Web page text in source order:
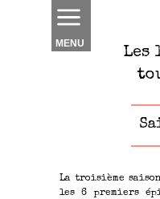
MENU
La troisième
les 6 premiers
Les